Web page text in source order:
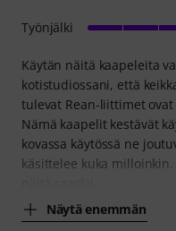
Käytän näitä kaapeleita
kotistudiossani, että
tulevat Rean-liittimet
Nämä kaapelit kestävät
kovassa käytössä ne
käsittelee kuka
Näytä enemmän
Työnjälki